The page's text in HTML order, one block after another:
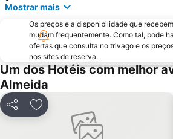
Mostrar mais
Os preços e a disponibilidade que
mudam frequentemente. Como tal, pode
ofertas que consulta no trivago e os
nos sites de reserva.
Um dos Hotéis com melhor
Almeida
PartilharAdicionar aos favoritos